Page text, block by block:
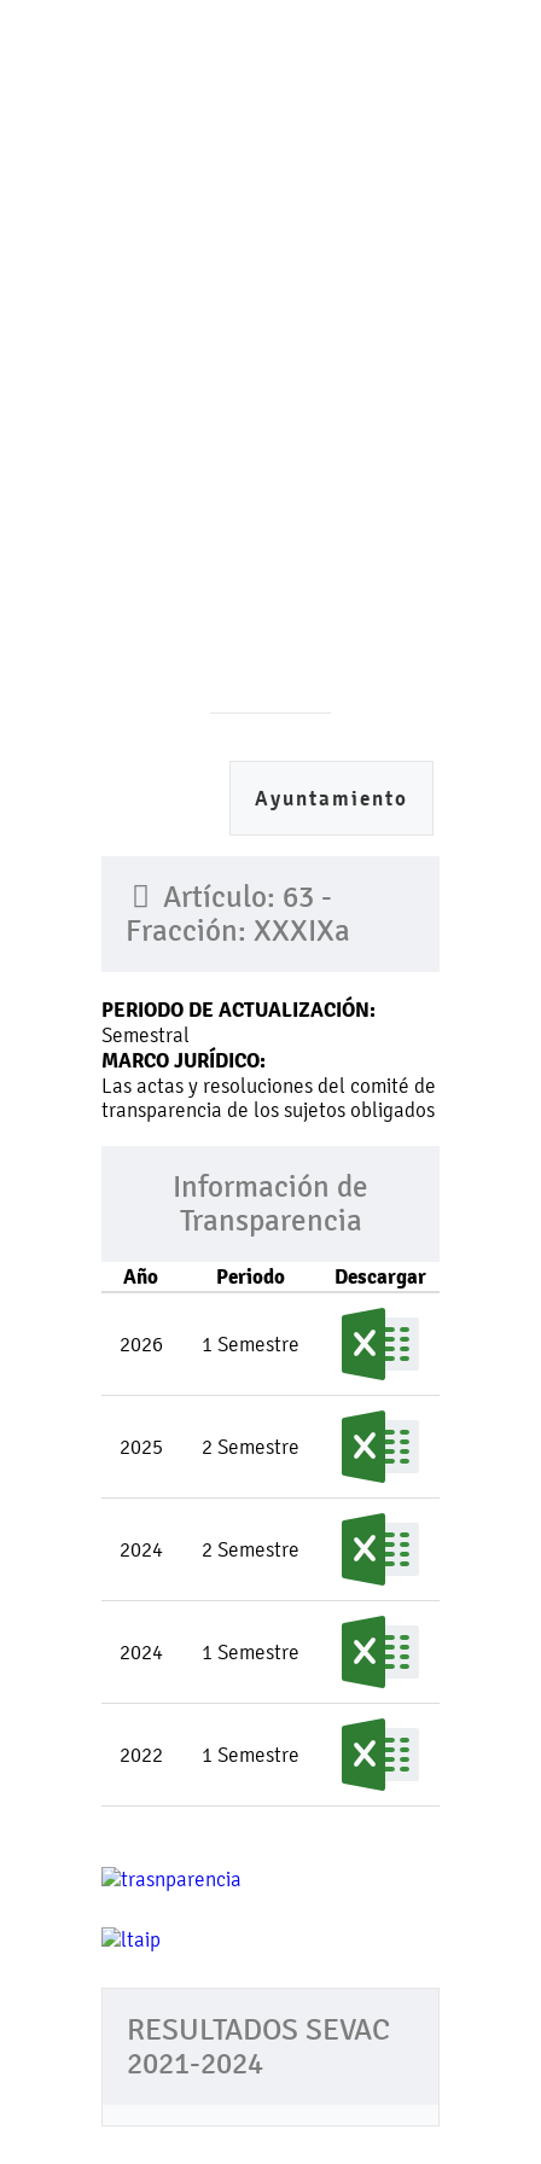
Ayuntamiento
Artículo: 63 -
Fracción: XXXIXa
PERIODO DE ACTUALIZACIÓN:
Semestral
MARCO JURÍDICO:
Las actas y resoluciones del comité de
transparencia de los sujetos obligados
Información de
Transparencia
Año Periodo Descargar
2026 1 Semestre
2025 2 Semestre
2024 2 Semestre
2024 1 Semestre
2022 1 Semestre
RESULTADOS SEVAC
2021-2024